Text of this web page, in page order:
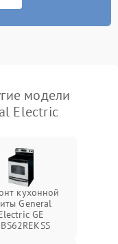
модели
Electric
кухонной
General
GE